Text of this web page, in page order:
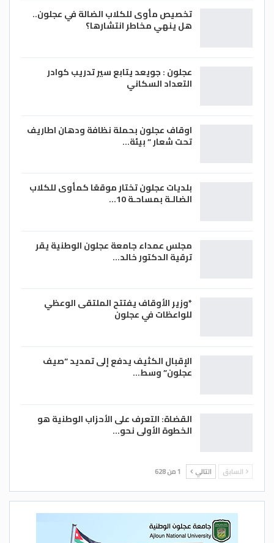
تخصيص مأوى للكلاب الضالة في عجلون..
هل ينهي مخاطر انتشارها؟
عجلون : جويعد يتابع سير تدريب كوادر
التعداد السكاني
اوقاف عجلون بحملة نظافة ودهان اطاريف
تحت شعار ” بيئة…
بلديات عجلون تختار موقعًا كمأوى للكلاب
الضالـة بمساحـة 10…
مجلس عمداء جامعة عجلون الوطنية يقر
ترقية الدكتور خالد…
*وزير الأوقاف يفتتح الملتقى الوعظي
للواعظات في عجلون
الإقبال الكثيف يدفع إلى تمديد “صيف
عجلون” وسط…
القضاة: التعرف على الأحزاب الوطنية هو
الخطوة الأولى نحو…
السابق التالي 1 من 628